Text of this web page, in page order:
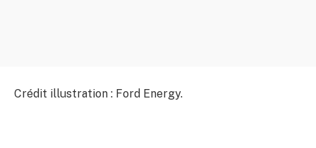
Crédit illustration : Ford Energy.